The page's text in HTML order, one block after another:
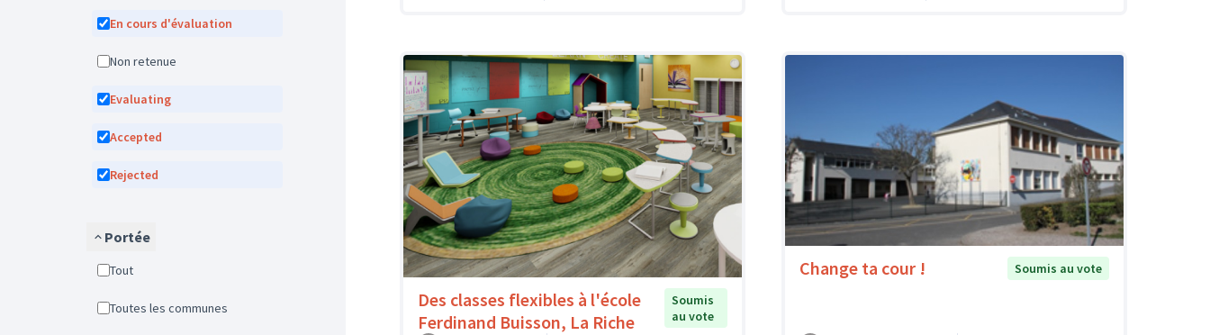
En cours d'évaluation
Non retenue
Evaluating
Accepted
Rejected
Portée
Tout
Toutes les communes
Des classes flexibles à l'école
Ferdinand Buisson, La Riche
Soumis
au vote
Change ta cour ! Soumis au vote